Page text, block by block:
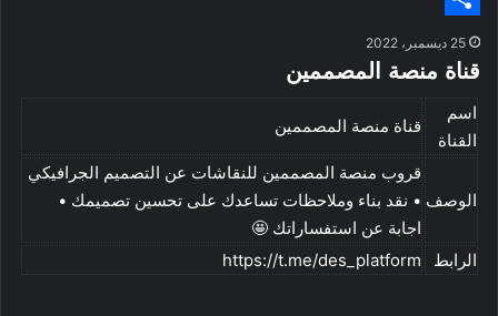
n
h
a
t
a
t
s
e
n
g
r
h
r
e
a
s
S
h
a
r
25 ديسمبر، 2022
قناة منصة المصممين
اسم
القناة
قناة منصة المصممين
الوصف
قروب منصة المصممين للنقاشات عن التصميم الجرافيكي
• نقد بناء وملاحظات تساعدك على تحسين تصميمك •
اجابة عن استفساراتك 🤩
الرابط
https://t.me/des_platform